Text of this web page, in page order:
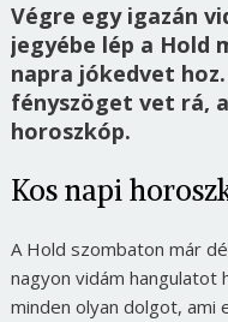
Végre egy igazán
jegyébe lép a Hold
napra jókedvet
fényszöget vet rá,
horoszkóp.
Kos napi
A Hold szombaton már
nagyon vidám hangulatot
minden olyan dolgot, ami